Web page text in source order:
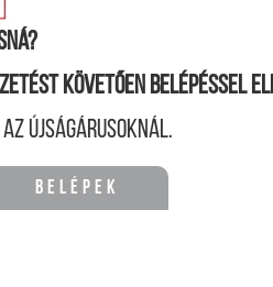
követően belépéssel
újságárusoknál.
Belépek